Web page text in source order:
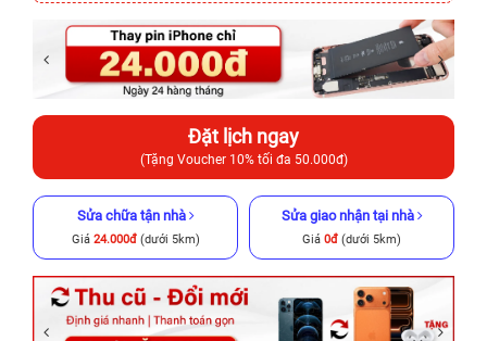
Đặt lịch ngay
(Tặng Voucher 10% tối đa 50.000đ)
Sửa chữa tận nhà
Giá 24.000đ(dưới 5km)
Sửa giao nhận tại nhà
Giá 0đ (dưới 5km)